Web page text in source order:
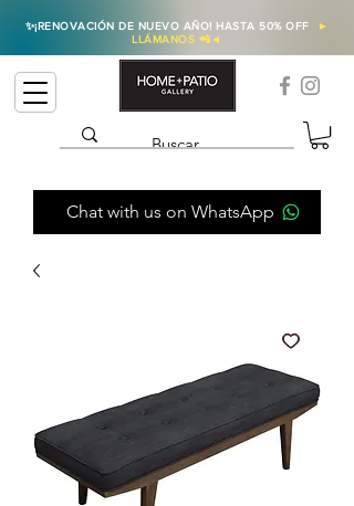
✨¡RENOVACIÓN DE NUEVO AÑO! HASTA 50% OFF
►
LLÁMANOS 📲◄
Chat with us on WhatsApp